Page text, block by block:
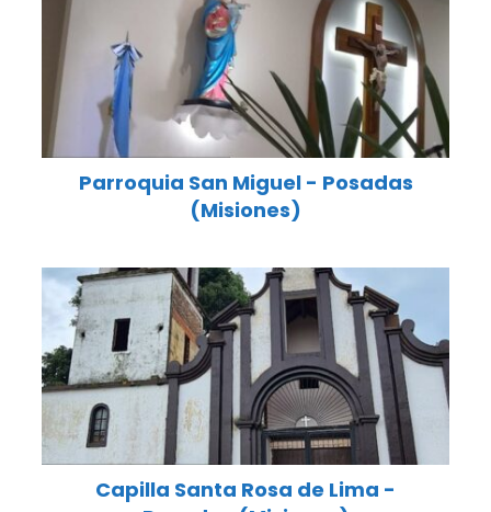
Parroquia San Miguel - Posadas
(Misiones)
Capilla Santa Rosa de Lima -